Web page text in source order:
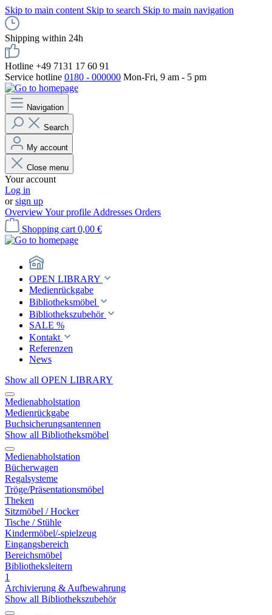
Skip to main content Skip to search Skip to main navigation
Shipping within 24h
Hotline +49 7131 17 60 91
Service hotline 0180 - 000000 Mon-Fri, 9 am - 5 pm
Navigation
Search
My account
Close menu
Your account
Log in
orsign up
OverviewYour profile Addresses Orders
Shopping cart 0,00 €
OPEN LIBRARY
Medienrückgabe
Bibliotheksmöbel
Bibliothekszubehör
SALE %
Kontakt
Referenzen
News
Show all OPEN LIBRARY
Medienabholstation
Medienrückgabe
Buchsicherungsantennen
Show all Bibliotheksmöbel
Medienabholstation
Bücherwagen
Regalsysteme
Tröge/Präsentationsmöbel
Theken
Sitzmöbel / Hocker
Tische / Stühle
Kindermöbel/-spielzeug
Eingangsbereich
Bereichsmöbel
Bibliotheksleitern
1
Archivierung & Aufbewahrung
Show all Bibliothekszubehör